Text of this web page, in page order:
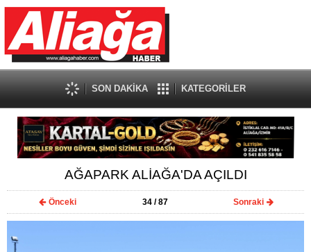
SON DAKİKA KATEGORİLER
AĞAPARK ALİAĞA'DA AÇILDI
Önceki 34 / 87 Sonraki